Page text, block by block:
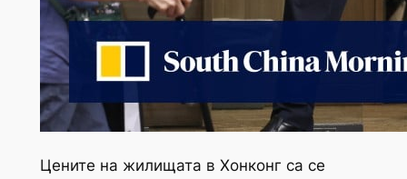
Цените на жилищата в Хонконг са се